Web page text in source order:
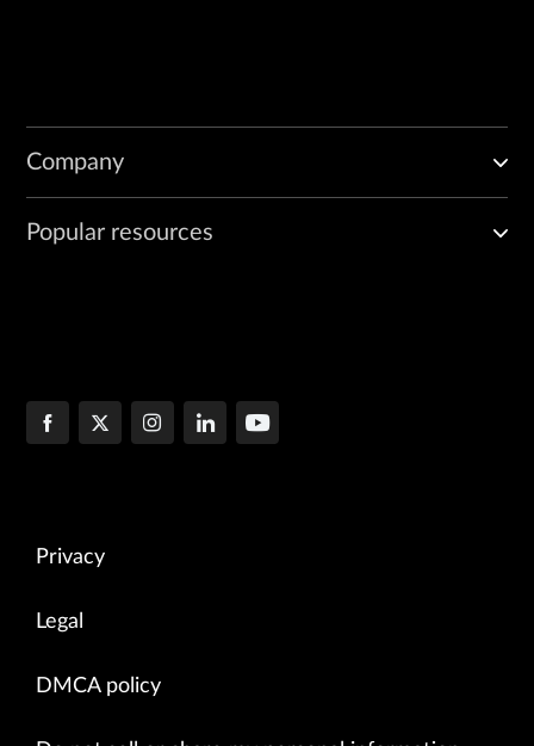
Company
Popular resources
Privacy
Legal
DMCA policy